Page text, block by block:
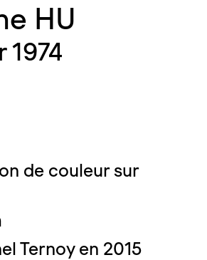
HU
1974
de couleur sur
Ternoy en 2015